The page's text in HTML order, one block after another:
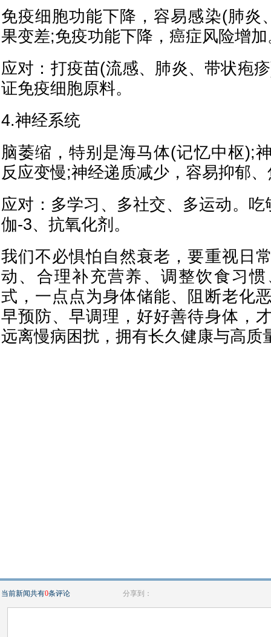
免疫细胞功能下降，容易感染(肺炎
果变差;免疫功能下降，癌症风险增加
应对：打疫苗(流感、肺炎、带状疱
证免疫细胞原料。
4.神经系统
脑萎缩，特别是海马体(记忆中枢);
反应变慢;神经递质减少，容易抑郁
应对：多学习、多社交、多运动。
伽-3、抗氧化剂。
我们不必惧怕自然衰老，要重视日
动、合理补充营养、调整饮食习
式，一点点为身体储能、阻断老化
早预防、早调理，好好善待身体，
远离慢病困扰，拥有长久健康与高质
当前新闻共有0条评论 分享到：